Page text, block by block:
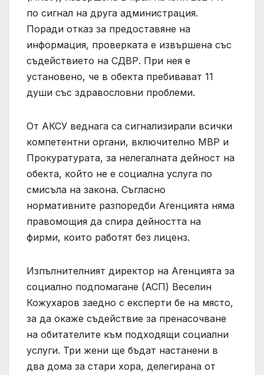
по сигнал на друга администрация.
Поради отказ за предоставяне на
информация, проверката е извършена със
съдействието на СДВР. При нея е
установено, че в обекта пребивават 11
души със здравословни проблеми.
От АКСУ веднага са сигнализирали всички
компетентни органи, включително МВР и
Прокуратурата, за нелегалната дейност на
обекта, който не е социална услуга по
смисъла на закона. Съгласно
нормативните разпоредби Агенцията няма
правомощия да спира дейността на
фирми, които работят без лиценз.
Изпълнителният директор на Агенцията за
социално подпомагане (АСП) Веселин
Кожухаров заедно с експерти бе на място,
за да окаже съдействие за пренасочване
на обитателите към подходящи социални
услуги. Три жени ще бъдат настанени в
два дома за стари хора, делегирана от